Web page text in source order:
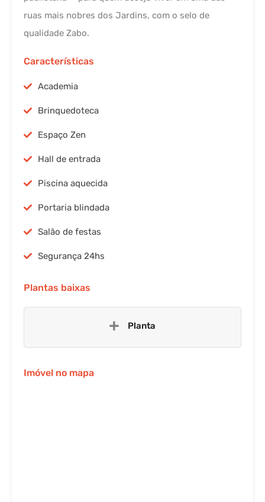
ruas mais nobres dos Jardins, com o selo de
qualidade Zabo.
Características
Academia
Brinquedoteca
Espaço Zen
Hall de entrada
Piscina aquecida
Portaria blindada
Salão de festas
Segurança 24hs
Plantas baixas
Planta
Imóvel no mapa